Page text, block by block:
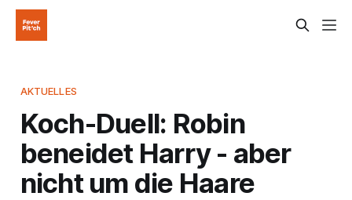
AKTUELLES
Koch-Duell: Robin
beneidet Harry - aber
nicht um die Haare